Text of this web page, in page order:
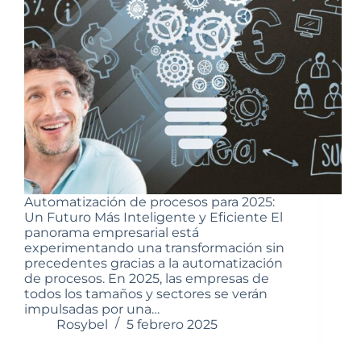
Automatización de procesos para 2025:
Un Futuro Más Inteligente y Eficiente El
panorama empresarial está
experimentando una transformación sin
precedentes gracias a la automatización
de procesos. En 2025, las empresas de
todos los tamaños y sectores se verán
impulsadas por una…
Rosybel
5 febrero 2025